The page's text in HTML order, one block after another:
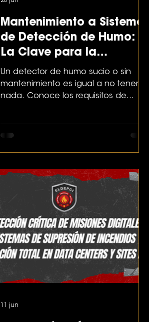
Mantenimiento a
de Detección de Humo:
La Clave para la
Seguridad Industrial
Un detector de humo sucio o sin
mantenimiento es igual a no tener
nada. Conoce los requisitos de
11 jun